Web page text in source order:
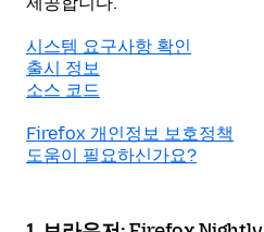
시스템 요구사항 확인
출시 정보
소스 코드
Firefox 개인정보 보호정책
도움이 필요하신가요?